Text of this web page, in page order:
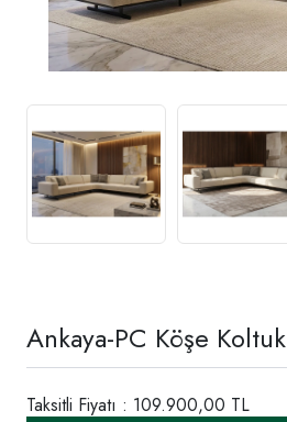
Ankaya-PC Köşe Koltuk
Taksitli Fiyatı : 109.900,00 TL